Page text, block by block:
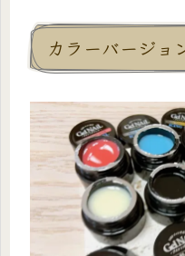
カラーバージョ